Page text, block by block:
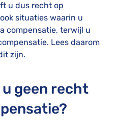
u dus recht op
situaties waarin u
compensatie, terwijl u
Lees daarom
zijn.
geen recht